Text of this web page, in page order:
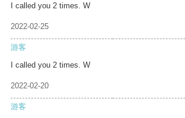
I called you 2 times. W
2022-02-25
游客
I called you 2 times. W
2022-02-20
游客